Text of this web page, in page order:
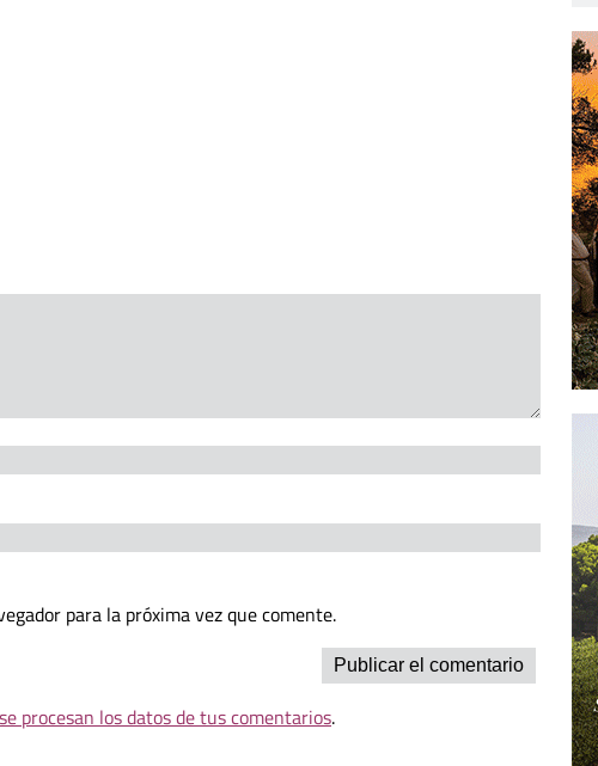
para la próxima vez que comente.
procesan los datos de tus comentarios.